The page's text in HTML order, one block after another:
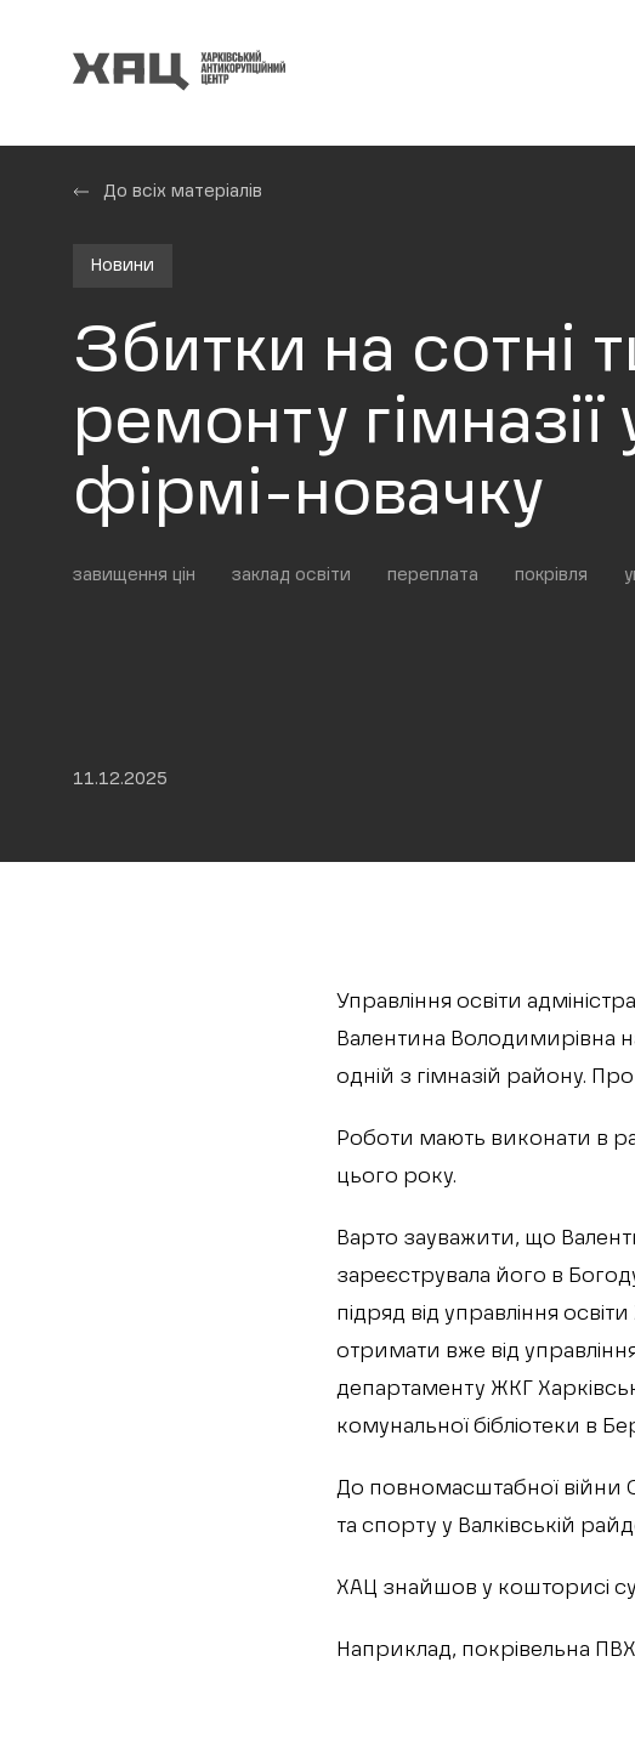
До всіх матеріалів
Новини
Збитки на сотні
ремонту гімназії
фірмі-новачку
завищення цін заклад освіти переплата покрівля
11.12.2025
Управління освіти
Валентина Володимирівна
одній з гімназій району.
Роботи мають виконати в
цього року.
Варто зауважити, що
зареєструвала його в
підряд від управління
отримати вже від
департаменту ЖКГ
комунальної бібліотеки в
До повномасштабної війни
та спорту у Валківській
ХАЦ знайшов у кошторисі
Наприклад, покрівельна